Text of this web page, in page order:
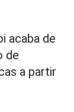
acaba de
de
a partir